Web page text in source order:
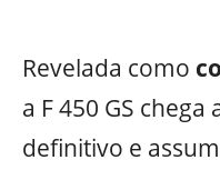
Revelada como
a F 450 GS
definitivo e